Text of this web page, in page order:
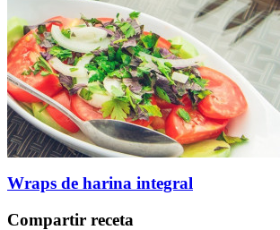
Wraps de harina integral
Compartir receta